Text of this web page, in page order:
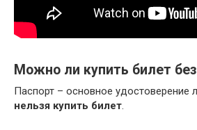
Можно ли купить билет
Паспорт – основное удостоверение
нельзя купить билет.